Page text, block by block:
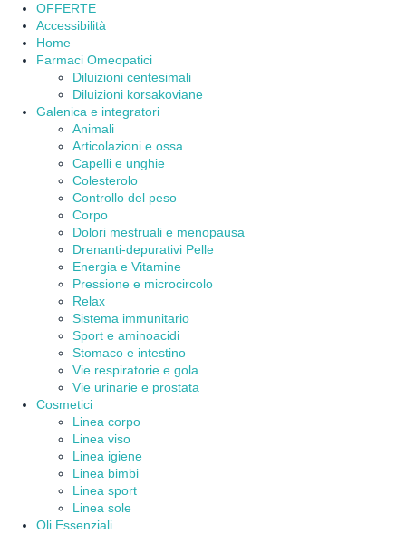
OFFERTE
Accessibilità
Home
Farmaci Omeopatici
Diluizioni centesimali
Diluizioni korsakoviane
Galenica e integratori
Animali
Articolazioni e ossa
Capelli e unghie
Colesterolo
Controllo del peso
Corpo
Dolori mestruali e menopausa
Drenanti-depurativi Pelle
Energia e Vitamine
Pressione e microcircolo
Relax
Sistema immunitario
Sport e aminoacidi
Stomaco e intestino
Vie respiratorie e gola
Vie urinarie e prostata
Cosmetici
Linea corpo
Linea viso
Linea igiene
Linea bimbi
Linea sport
Linea sole
Oli Essenziali